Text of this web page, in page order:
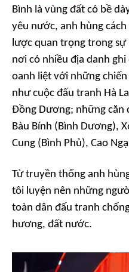
Bình là vùng đất có bề
yêu nước, anh hùng
lược quan trọng trong sự
nơi có nhiều địa danh
oanh liệt với những
như cuộc đấu tranh Hà
Đồng Dương; những căn
Bàu Bính (Bình Dương),
Cung (Bình Phủ), Cao
Từ truyền thống anh
tôi luyện nên những
toàn dân đấu tranh
hương, đất nước.